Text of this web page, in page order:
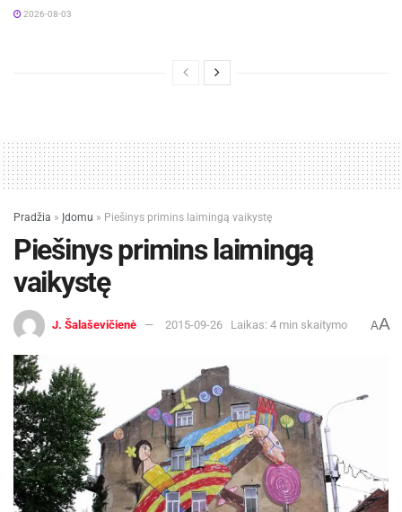
2026-08-03
Pradžia » Įdomu » Piešinys primins laimingą vaikystę
Piešinys primins laimingą
vaikystę
J. Šalaševičienė 2015-09-26 Laikas: 4 min skaitymo AA